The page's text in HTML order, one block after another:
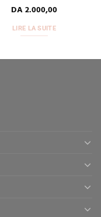
DA2.000,00
LIRE LA SUITE